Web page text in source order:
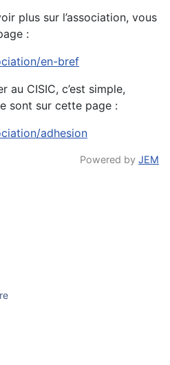
plus sur l’association, vous
:
en-bref
au CISIC, c’est simple,
sont sur cette page :
adhesion
Powered by JEM